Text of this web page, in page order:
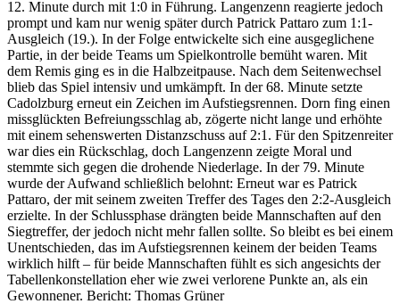
12. Minute durch mit 1:0 in Führung. Langenzenn reagierte jedoch
prompt und kam nur wenig später durch Patrick Pattaro zum 1:1-
Ausgleich (19.). In der Folge entwickelte sich eine ausgeglichene
Partie, in der beide Teams um Spielkontrolle bemüht waren. Mit
dem Remis ging es in die Halbzeitpause. Nach dem Seitenwechsel
blieb das Spiel intensiv und umkämpft. In der 68. Minute setzte
Cadolzburg erneut ein Zeichen im Aufstiegsrennen. Dorn fing einen
missglückten Befreiungsschlag ab, zögerte nicht lange und erhöhte
mit einem sehenswerten Distanzschuss auf 2:1. Für den Spitzenreiter
war dies ein Rückschlag, doch Langenzenn zeigte Moral und
stemmte sich gegen die drohende Niederlage. In der 79. Minute
wurde der Aufwand schließlich belohnt: Erneut war es Patrick
Pattaro, der mit seinem zweiten Treffer des Tages den 2:2-Ausgleich
erzielte. In der Schlussphase drängten beide Mannschaften auf den
Siegtreffer, der jedoch nicht mehr fallen sollte. So bleibt es bei einem
Unentschieden, das im Aufstiegsrennen keinem der beiden Teams
wirklich hilft – für beide Mannschaften fühlt es sich angesichts der
Tabellenkonstellation eher wie zwei verlorene Punkte an, als ein
Gewonnener. Bericht: Thomas Grüner